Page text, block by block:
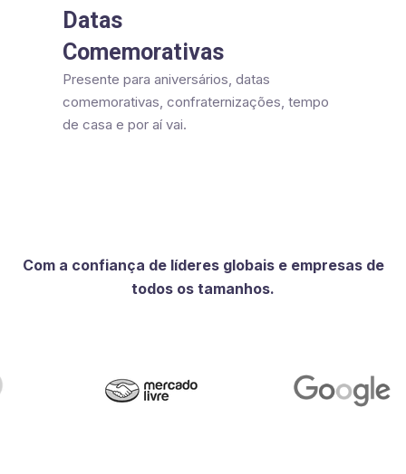
Datas
Comemorativas
Presente para aniversários, datas
comemorativas, confraternizações, tempo
de casa e por aí vai.
Com a confiança de líderes globais e empresas de
todos os tamanhos.